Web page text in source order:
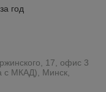
год
17, офис 3
с МКАД), Минск,